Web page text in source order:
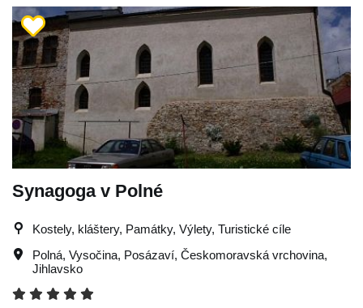
Synagoga v Polné
Kostely, kláštery, Památky, Výlety, Turistické cíle
Polná, Vysočina, Posázaví, Českomoravská vrchovina,
Jihlavsko